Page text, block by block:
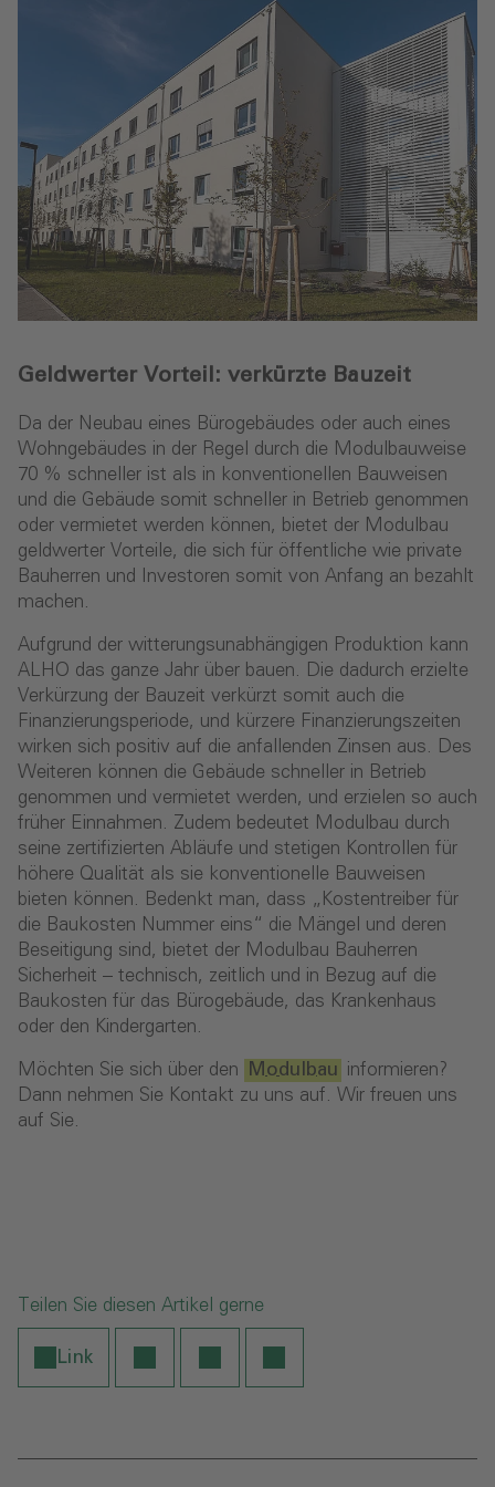
Geldwerter Vorteil: verkürzte Bauzeit
Da der Neubau eines Bürogebäudes oder auch eines
Wohngebäudes in der Regel durch die Modulbauweise
70 % schneller ist als in konventionellen Bauweisen
und die Gebäude somit schneller in Betrieb genommen
oder vermietet werden können, bietet der Modulbau
geldwerter Vorteile, die sich für öffentliche wie private
Bauherren und Investoren somit von Anfang an bezahlt
machen.
Aufgrund der witterungsunabhängigen Produktion kann
ALHO das ganze Jahr über bauen. Die dadurch erzielte
Verkürzung der Bauzeit verkürzt somit auch die
Finanzierungsperiode, und kürzere Finanzierungszeiten
wirken sich positiv auf die anfallenden Zinsen aus. Des
Weiteren können die Gebäude schneller in Betrieb
genommen und vermietet werden, und erzielen so auch
früher Einnahmen. Zudem bedeutet Modulbau durch
seine zertifizierten Abläufe und stetigen Kontrollen für
höhere Qualität als sie konventionelle Bauweisen
bieten können. Bedenkt man, dass „Kostentreiber für
die Baukosten Nummer eins“ die Mängel und deren
Beseitigung sind, bietet der Modulbau Bauherren
Sicherheit – technisch, zeitlich und in Bezug auf die
Baukosten für das Bürogebäude, das Krankenhaus
oder den Kindergarten.
Möchten Sie sich über den Modulbau informieren?
Dann nehmen Sie Kontakt zu uns auf. Wir freuen uns
auf Sie.
Teilen Sie diesen Artikel gerne
Link